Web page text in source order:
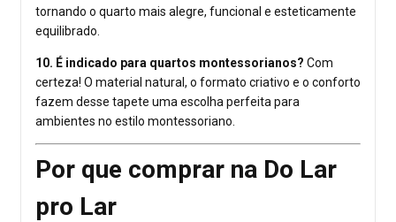
tornando o quarto mais alegre, funcional e esteticamente
equilibrado.
10. É indicado para quartos montessorianos? Com
certeza! O material natural, o formato criativo e o conforto
fazem desse tapete uma escolha perfeita para
ambientes no estilo montessoriano.
Por que comprar na Do Lar
pro Lar